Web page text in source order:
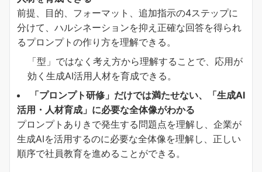
前提、目的、フォーマット、追加指示の4ステップに
分けて、ハルシネーションを抑え正確な回答を得られ
るプロンプトの作り方を理解できる。
「型」ではなく考え方から理解することで、応用が
効く生成AI活用人材を育成できる。
「プロンプト研修」だけでは満たせない、「生成AI
活用・人材育成」に必要な全体像がわかる
プロンプトありきで発生する問題点を理解し、企業が
生成AIを活用するのに必要な全体像を理解し、正しい
順序で社員教育を進めることができる。